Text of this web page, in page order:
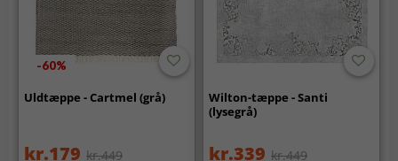
-60%
Uldtæppe - Cartmel (grå)
kr.179 kr.449
Wilton-tæppe - Santi
(lysegrå)
kr.339 kr.449